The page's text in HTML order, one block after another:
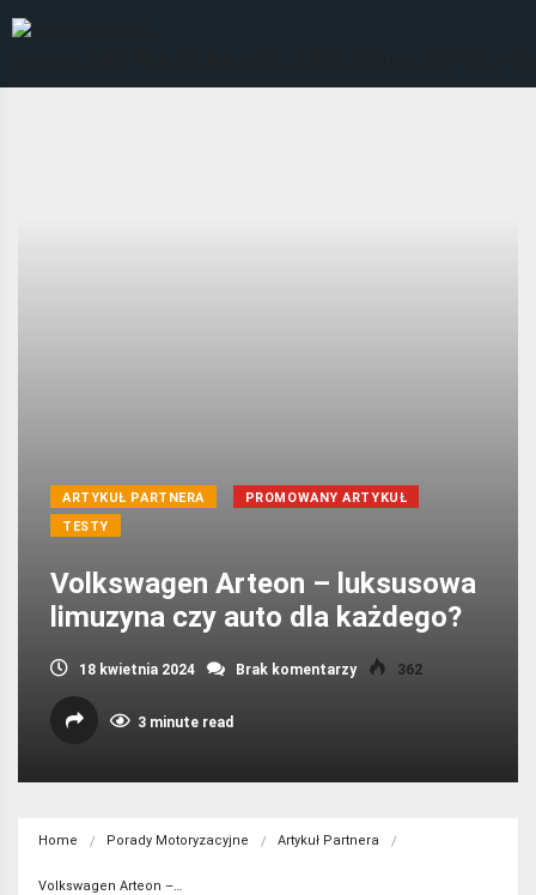
ARTYKUŁ PARTNERA
PROMOWANY ARTYKUŁ
TESTY
Volkswagen Arteon – luksusowa
limuzyna czy auto dla każdego?
18 kwietnia 2024 Brak komentarzy 362
3 minute read
Home Porady Motoryzacyjne Artykuł Partnera
Volkswagen Arteon –…